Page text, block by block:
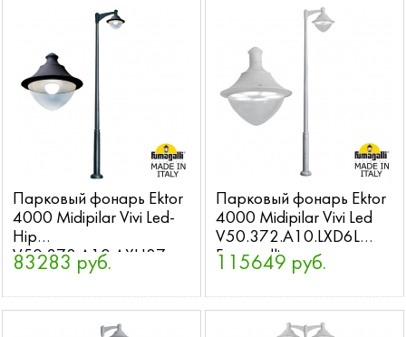
Парковый фонарь Ektor
4000 Midipilar Vivi Led-
Hip
V50.372.A10.AXH27
83283 руб.
Парковый фонарь Ektor
4000 Midipilar Vivi Led
V50.372.A10.LXD6L
Fumagalli
115649 руб.